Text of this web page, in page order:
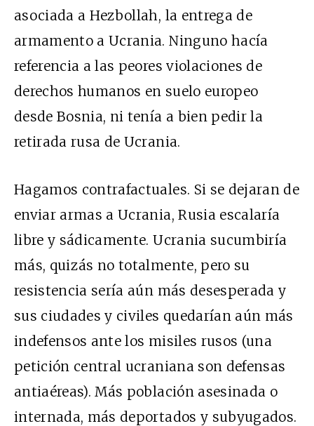
asociada a Hezbollah, la entrega de
armamento a Ucrania. Ninguno hacía
referencia a las peores violaciones de
derechos humanos en suelo europeo
desde Bosnia, ni tenía a bien pedir la
retirada rusa de Ucrania.
Hagamos contrafactuales. Si se dejaran de
enviar armas a Ucrania, Rusia escalaría
libre y sádicamente. Ucrania sucumbiría
más, quizás no totalmente, pero su
resistencia sería aún más desesperada y
sus ciudades y civiles quedarían aún más
indefensos ante los misiles rusos (una
petición central ucraniana son defensas
antiaéreas). Más población asesinada o
internada, más deportados y subyugados.